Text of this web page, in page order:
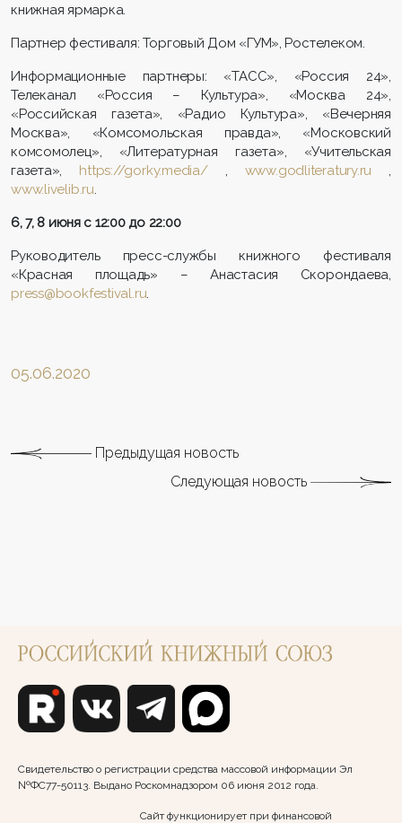
книжная ярмарка.
Партнер фестиваля: Торговый Дом «ГУМ», Ростелеком.
Информационные партнеры: «ТАСС», «Россия 24»,
Телеканал «Россия – Культура», «Москва 24»,
«Российская газета», «Радио Культура», «Вечерняя
Москва», «Комсомольская правда», «Московский
комсомолец», «Литературная газета», «Учительская
газета», https://gorky.media/, www.godliteratury.ru ,
www.livelib.ru.
6, 7, 8 июня с 12:00 до 22:00
Руководитель пресс-службы книжного фестиваля
«Красная площадь» – Анастасия Скорондаева,
press@bookfestival.ru.
05.06.2020
Предыдущая новость
Следующая новость
Свидетельство о регистрации средства массовой информации Эл
№ФС77-50113. Выдано Роскомнадзором 06 июня 2012 года.
Сайт функционирует при финансовой